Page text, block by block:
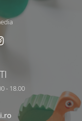
- 18.00